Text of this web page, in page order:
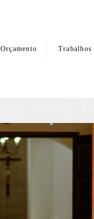
Orçamento Trabalhos